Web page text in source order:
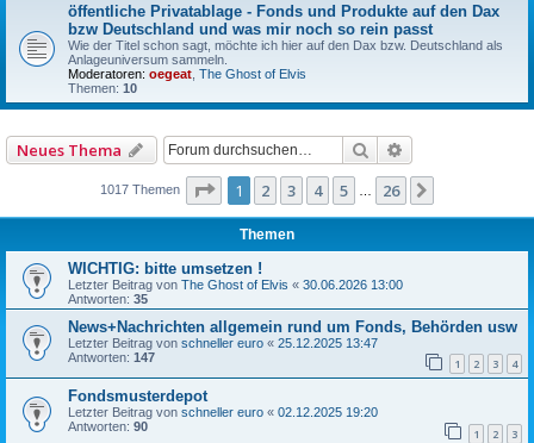
öffentliche Privatablage - Fonds und Produkte auf den Dax
bzw Deutschland und was mir noch so rein passt
Wie der Titel schon sagt, möchte ich hier auf den Dax bzw. Deutschland als
Anlageuniversum sammeln.
Moderatoren: oegeat The Ghost of Elvis
Themen: 10
Neues Thema Suche
1017 Themen Seite 1von 26
1 2 3 4 5 26
Themen
WICHTIG: bitte umsetzen !
Letzter Beitrag von The Ghost of Elvis « 30.06.2026 13:00
Antworten: 35
News+Nachrichten allgemein rund um Fonds, Behörden usw
Letzter Beitrag von schneller euro « 25.12.2025 13:47
Antworten: 147 1 2 3 4
Fondsmusterdepot
Letzter Beitrag von schneller euro « 02.12.2025 19:20
Antworten: 90 1 2 3